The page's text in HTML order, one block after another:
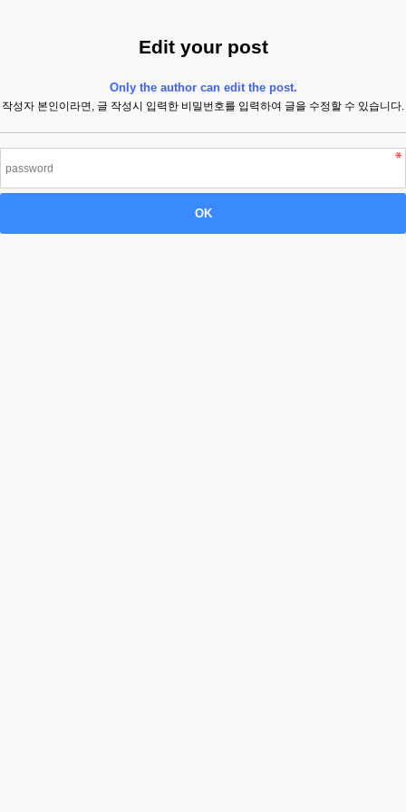
Edit your post
Only the author can edit the post.
작성자 본인이라면, 글 작성시 입력한 비밀번호를 입력하여 글을 수정할 수 있습니다.